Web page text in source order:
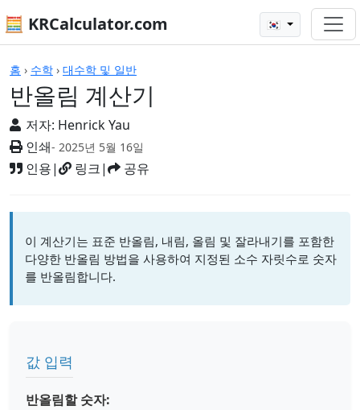
🧮 KRCalculator.com 🇰🇷
홈 › 수학 › 대수학 및 일반
반올림 계산기
저자: Henrick Yau
인쇄- 2025년 5월 16일
인용| 링크| 공유
계산기
이 계산기는 표준 반올림, 내림, 올림 및 잘라내기를 포함한
다양한 반올림 방법을 사용하여 지정된 소수 자릿수로 숫자
를 반올림합니다.
값 입력
반올림할 숫자: